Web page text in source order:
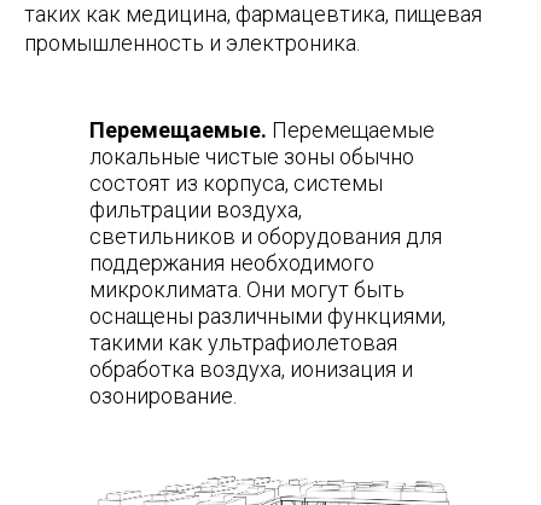
таких как медицина, фармацевтика, пищевая
промышленность и электроника.
Перемещаемые. Перемещаемые
локальные чистые зоны обычно
состоят из корпуса, системы
фильтрации воздуха,
светильников и оборудования для
поддержания необходимого
микроклимата. Они могут быть
оснащены различными функциями,
такими как ультрафиолетовая
обработка воздуха, ионизация и
озонирование.